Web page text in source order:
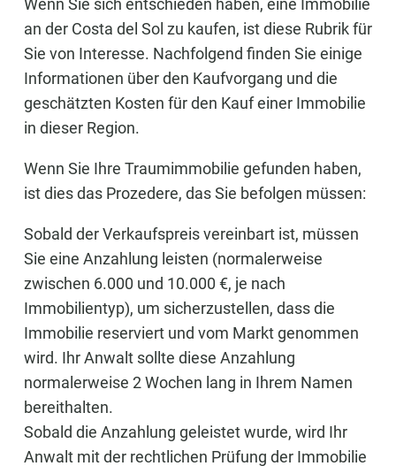
Wenn Sie sich entschieden haben, eine Immobilie
an der Costa del Sol zu kaufen, ist diese Rubrik für
Sie von Interesse. Nachfolgend finden Sie einige
Informationen über den Kaufvorgang und die
geschätzten Kosten für den Kauf einer Immobilie
in dieser Region.
Wenn Sie Ihre Traumimmobilie gefunden haben,
ist dies das Prozedere, das Sie befolgen müssen:
Sobald der Verkaufspreis vereinbart ist, müssen
Sie eine Anzahlung leisten (normalerweise
zwischen 6.000 und 10.000 €, je nach
Immobilientyp), um sicherzustellen, dass die
Immobilie reserviert und vom Markt genommen
wird. Ihr Anwalt sollte diese Anzahlung
normalerweise 2 Wochen lang in Ihrem Namen
bereithalten.
Sobald die Anzahlung geleistet wurde, wird Ihr
Anwalt mit der rechtlichen Prüfung der Immobilie